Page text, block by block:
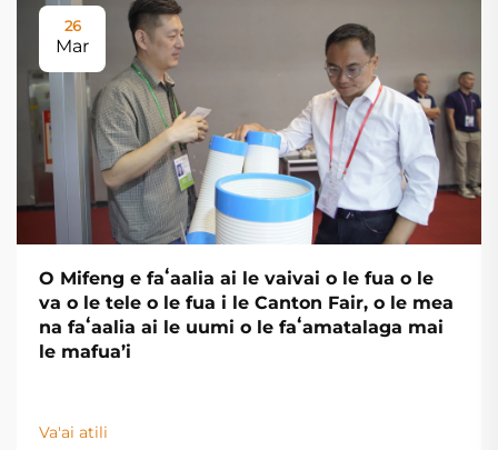
26
Mar
O Mifeng e faʻaalia ai le vaivai o le fua o le
va o le tele o le fua i le Canton Fair, o le mea
na faʻaalia ai le uumi o le faʻamatalaga mai
le mafua’i
Va'ai atili